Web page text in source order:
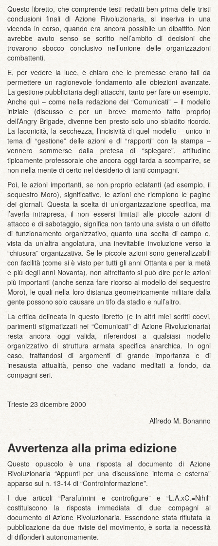
Questo libretto, che comprende testi redatti ben prima delle tristi
conclusioni finali di Azione Rivoluzionaria, si inseriva in una
vicenda in corso, quando era ancora possibile un dibattito. Non
avrebbe avuto senso se scritto nell’ambito di decisioni che
trovarono sbocco conclusivo nell’unione delle organizzazioni
combattenti.
E, per vedere la luce, è chiaro che le premesse erano tali da
permettere un ragionevole fondamento alle obiezioni avanzate.
La gestione pubblicitaria degli attacchi, tanto per fare un esempio.
Anche qui – come nella redazione dei “Comunicati” – il modello
iniziale (discusso e per un breve momento fatto proprio)
dell’Angry Brigade, divenne ben presto solo uno sbiadito ricordo.
La laconicità, la secchezza, l’incisività di quel modello – unico in
tema di “gestione” delle azioni e di “rapporti” con la stampa –
vennero sommerse dalla pretesa di “spiegare”, attitudine
tipicamente professorale che ancora oggi tarda a scomparire, se
non nella mente di certo nel desiderio di tanti compagni.
Poi, le azioni importanti, se non proprio eclatanti (ad esempio, il
sequestro Moro), significative, le azioni che riempiono le pagine
dei giornali. Questa la scelta di un’organizzazione specifica, ma
l’averla intrapresa, il non essersi limitati alle piccole azioni di
attacco e di sabotaggio, significa non tanto una svista o un difetto
di funzionamento organizzativo, quanto una scelta di campo e,
vista da un’altra angolatura, una inevitabile involuzione verso la
“chiusura” organizzativa. Se le piccole azioni sono generalizzabili
con facilità (come si è visto per tutti gli anni Ottanta e per la metà
e più degli anni Novanta), non altrettanto si può dire per le azioni
più importanti (anche senza fare ricorso al modello del sequestro
Moro), le quali nella loro distanza geometricamente militare dalla
gente possono solo causare un tifo da stadio e null’altro.
La critica delineata in questo libretto (e in altri miei scritti coevi,
parimenti stigmatizzati nei “Comunicati” di Azione Rivoluzionaria)
resta ancora oggi valida, riferendosi a qualsiasi modello
organizzativo di struttura armata specifica anarchica. In ogni
caso, trattandosi di argomenti di grande importanza e di
inesausta attualità, penso che vadano meditati a fondo, da
compagni seri.
Trieste 23 dicembre 2000
Alfredo M. Bonanno
Avvertenza alla prima edizione
Questo opuscolo è una risposta al documento di Azione
Rivoluzionaria “Appunti per una discussione interna e esterna”
apparso sul n. 13-14 di “Controinformazione”.
I due articoli “Parafulmini e controfigure” e “L.A.xC.=Nihil”
costituiscono la risposta immediata di due compagni al
documento di Azione Rivoluzionaria. Essendone stata rifiutata la
pubblicazione da due riviste del movimento, è sorta la necessità
di diffonderli autonomamente.